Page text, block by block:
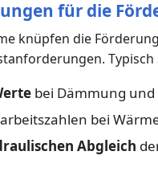
für die
knüpfen die
Typisch
bei Dämmung und
bei
Abgleich